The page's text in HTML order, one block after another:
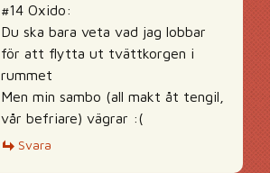
#14 Oxido:
Du ska bara veta vad jag lobbar
för att flytta ut tvättkorgen i
rummet
Men min sambo (all makt åt tengil,
vår befriare) vägrar :(
Svara